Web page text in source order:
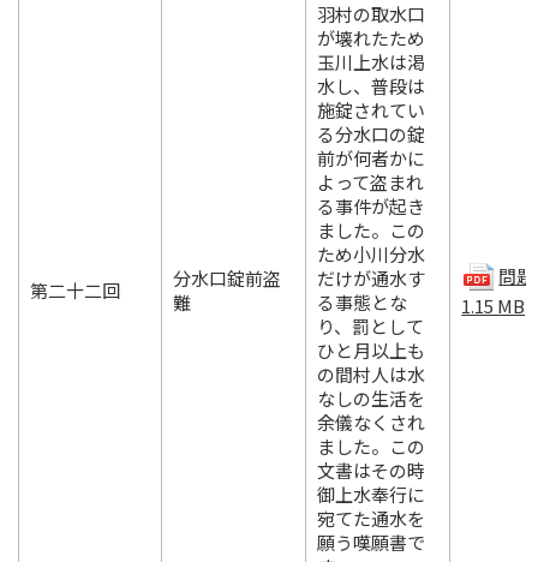
第二十二回
分水口錠前盗
難
羽村の取水口
が壊れたため
玉川上水は渇
水し、普段は
施錠されてい
る分水口の錠
前が何者かに
よって盗まれ
る事件が起き
ました。この
ため小川分水
だけが通水す
る事態とな
り、罰として
ひと月以上も
の間村人は水
なしの生活を
余儀なくされ
ました。この
文書はその時
御上水奉行に
宛てた通水を
願う嘆願書で
問
1.15 MB)